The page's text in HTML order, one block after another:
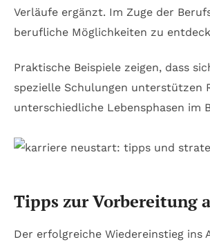
Verläufe ergänzt. Im Zuge der
berufliche Möglichkeiten zu
Praktische Beispiele zeigen, dass
spezielle Schulungen unterstützen
unterschiedliche Lebensphasen
Tipps zur Vorbereitung
Der erfolgreiche Wiedereinstieg